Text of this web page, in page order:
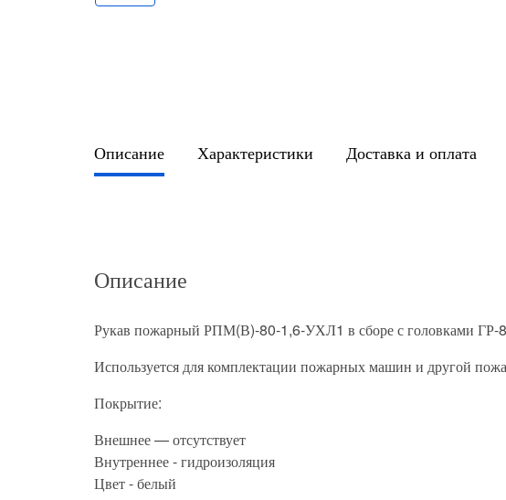
Описание Характеристики Доставка и оплата
Описание
Рукав пожарный РПМ(В)-80-1,6-УХЛ1 в сборе с головками ГР-
Используется для комплектации пожарных машин и другой
Покрытие:
Внешнее — отсутствует
Внутреннее - гидроизоляция
Цвет - белый